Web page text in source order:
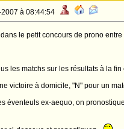
à 08:44:54
le petit concours de prono
les matchs sur les résultats à la
victoire à domicile, "N" pour un
éventeuls ex-aequo, on